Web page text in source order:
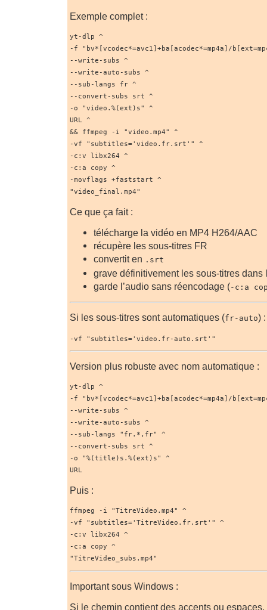
Exemple complet :
yt-dlp ^
-f "bv*[vcodec*=avc1]+ba[acodec*=mp4a]/
--write-subs ^
--write-auto-subs ^
--sub-langs fr ^
--convert-subs srt ^
-o "video.%(ext)s" ^
URL ^
&& ffmpeg -i "video.mp4" ^
-vf "subtitles='video.fr.srt'" ^
-c:v libx264 ^
-c:a copy ^
-movflags +faststart ^
"video_final.mp4"
Ce que ça fait :
télécharge la vidéo en MP4 H264/AAC
récupère les sous-titres FR
convertit en .srt
grave définitivement les sous-titres dans
garde l’audio sans réencodage (-c:a
Si les sous-titres sont automatiques (fr-auto) :
-vf "subtitles='video.fr-auto.srt'"
Version plus robuste avec nom automatique :
yt-dlp ^
-f "bv*[vcodec*=avc1]+ba[acodec*=mp4a]/
--write-subs ^
--write-auto-subs ^
--sub-langs "fr.*,fr" ^
--convert-subs srt ^
-o "%(title)s.%(ext)s" ^
URL
Puis :
ffmpeg -i "TitreVideo.mp4" ^
-vf "subtitles='TitreVideo.fr.srt'" ^
-c:v libx264 ^
-c:a copy ^
"TitreVideo_subs.mp4"
Important sous Windows :
Si le chemin contient des accents ou espaces,